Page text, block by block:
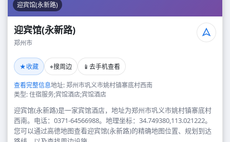
迎宾馆(永新路)
迎宾馆(永新路)
郑州市
★收藏 ⌖搜周边 📱 去手机查看
查看完整信息地址: 郑州市巩义市姚村镇寨底村西南
类型: 住宿服务;宾馆酒店;宾馆酒店
迎宾馆(永新路)是一家宾馆酒店，地址为郑州市巩义市姚村镇寨底村
西南。电话：0371-64566988。地理坐标：34.749380,113.021222。
您可以通过高德地图查看迎宾馆(永新路)的精确地图位置、规划到达